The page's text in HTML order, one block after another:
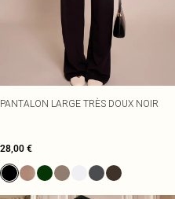
PANTALON LARGE TRÈS DOUX NOIR
28,00 €